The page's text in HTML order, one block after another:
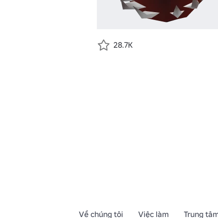
28.7K
Về chúng tôi Việc làm Trung